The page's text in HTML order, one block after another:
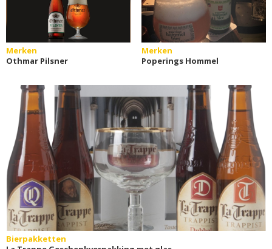
Merken
Othmar Pilsner
Merken
Poperings Hommel
Bierpakketten